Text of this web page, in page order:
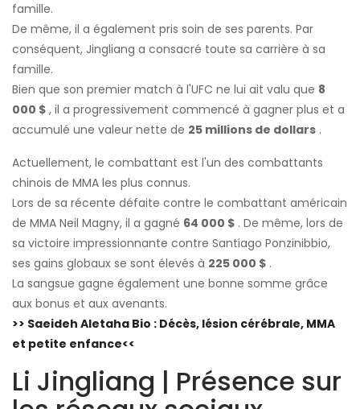
famille.
De même, il a également pris soin de ses parents. Par
conséquent, Jingliang a consacré toute sa carrière à sa
famille.
Bien que son premier match à l'UFC ne lui ait valu que 8
000 $ , il a progressivement commencé à gagner plus et a
accumulé une valeur nette de 25 millions de dollars .
Actuellement, le combattant est l'un des combattants
chinois de MMA les plus connus.
Lors de sa récente défaite contre le combattant américain
de MMA Neil Magny, il a gagné 64 000 $ . De même, lors de
sa victoire impressionnante contre Santiago Ponzinibbio,
ses gains globaux se sont élevés à 225 000 $ .
La sangsue gagne également une bonne somme grâce
aux bonus et aux avenants.
>> Saeideh Aletaha Bio : Décès, lésion cérébrale, MMA
et petite enfance<<
Li Jingliang | Présence sur